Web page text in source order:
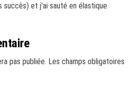
et j'ai sauté en élastique
pas publiée. Les champs obligatoires